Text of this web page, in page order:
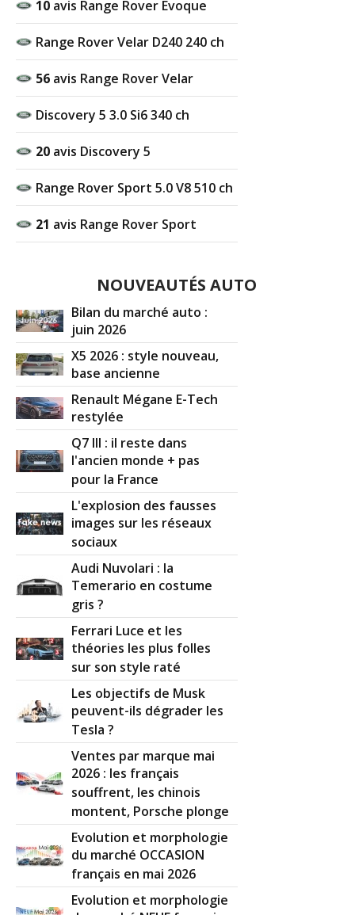
10 avis Range Rover Evoque
Range Rover Velar D240 240 ch
56 avis Range Rover Velar
Discovery 5 3.0 Si6 340 ch
20 avis Discovery 5
Range Rover Sport 5.0 V8 510 ch
21 avis Range Rover Sport
NOUVEAUTÉS AUTO
Bilan du marché auto :
juin 2026
X5 2026 : style nouveau,
base ancienne
Renault Mégane E-Tech
restylée
Q7 III : il reste dans
l'ancien monde + pas
pour la France
L'explosion des fausses
images sur les réseaux
sociaux
Audi Nuvolari : la
Temerario en costume
gris ?
Ferrari Luce et les
théories les plus folles
sur son style raté
Les objectifs de Musk
peuvent-ils dégrader les
Tesla ?
Ventes par marque mai
2026 : les français
souffrent, les chinois
montent, Porsche plonge
Evolution et morphologie
du marché OCCASION
français en mai 2026
Evolution et morphologie